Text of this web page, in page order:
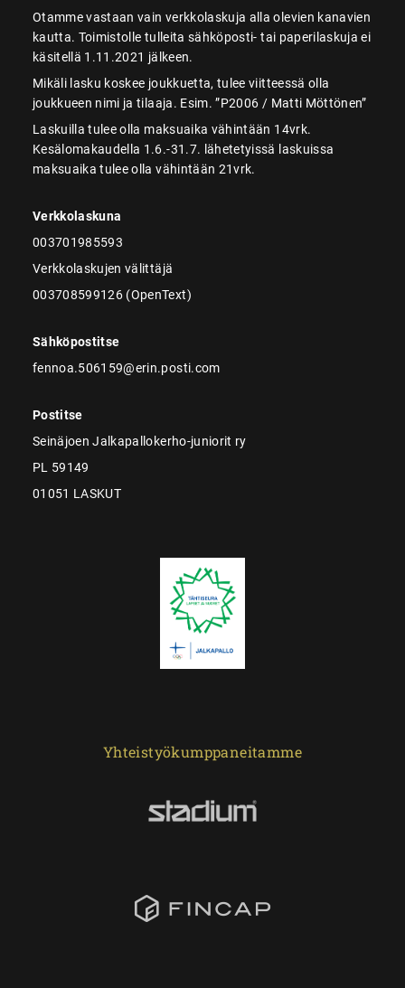
Otamme vastaan vain verkkolaskuja alla olevien kanavien
kautta. Toimistolle tulleita sähköposti- tai paperilaskuja ei
käsitellä 1.11.2021 jälkeen.
Mikäli lasku koskee joukkuetta, tulee viitteessä olla
joukkueen nimi ja tilaaja. Esim. ”P2006 / Matti Möttönen”
Laskuilla tulee olla maksuaika vähintään 14vrk.
Kesälomakaudella 1.6.-31.7. lähetetyissä laskuissa
maksuaika tulee olla vähintään 21vrk.
Verkkolaskuna
003701985593
Verkkolaskujen välittäjä
003708599126 (OpenText)
Sähköpostitse
fennoa.506159@erin.posti.com
Postitse
Seinäjoen Jalkapallokerho-juniorit ry
PL 59149
01051 LASKUT
Yhteistyökumppaneitamme